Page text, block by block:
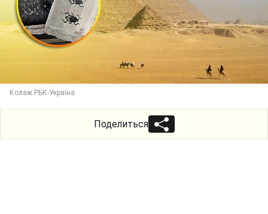
Колаж РБК-Україна
Поделиться